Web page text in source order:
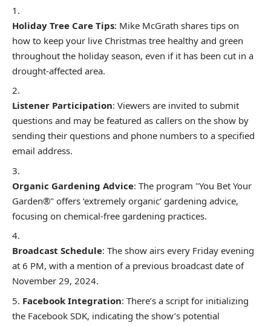
Holiday Tree Care Tips: Mike McGrath shares tips on
how to keep your live Christmas tree healthy and green
throughout the holiday season, even if it has been cut in a
drought-affected area.
Listener Participation: Viewers are invited to submit
questions and may be featured as callers on the show by
sending their questions and phone numbers to a specified
email address.
Organic Gardening Advice: The program "You Bet Your
Garden®" offers ‘extremely organic’ gardening advice,
focusing on chemical-free gardening practices.
Broadcast Schedule: The show airs every Friday evening
at 6 PM, with a mention of a previous broadcast date of
November 29, 2024.
Facebook Integration: There’s a script for initializing
the Facebook SDK, indicating the show’s potential